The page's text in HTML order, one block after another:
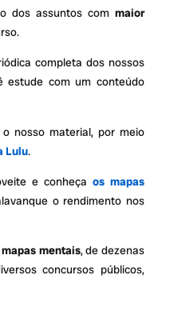
dos assuntos com maior
completa dos nossos
estude com um conteúdo
nosso material, por meio
Lulu.
e conheça os mapas
o rendimento nos
mentais, de dezenas
concursos públicos,